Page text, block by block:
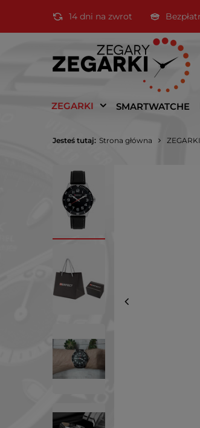
14 dni na zwrot
ZEGARKI SMARTWATCHE
Jesteś tutaj: Strona główna ZEGARKI